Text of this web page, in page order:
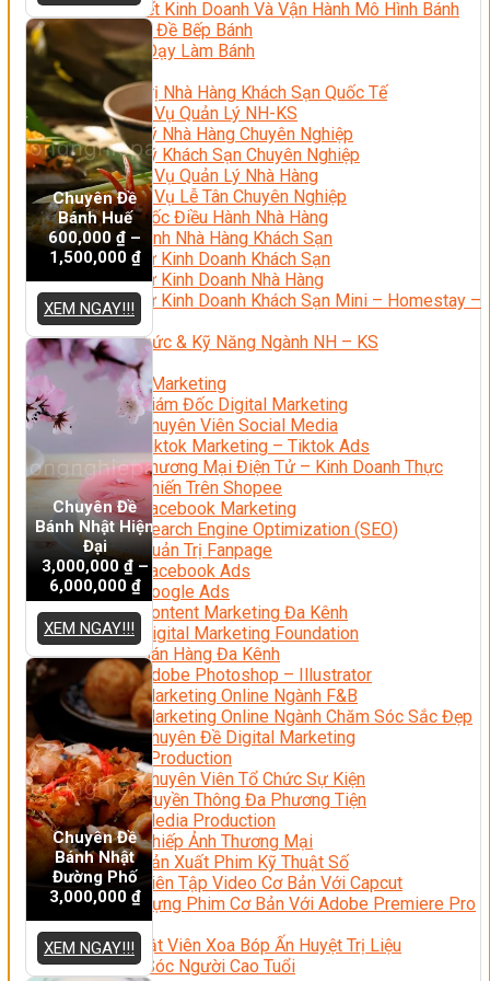
Bí Quyết Kinh Doanh Và Vận Hành Mô Hình Bánh
Chuyên Đề Bếp Bánh
Video Dạy Làm Bánh
Quản Trị NHKS
Quản Trị Nhà Hàng Khách Sạn Quốc Tế
Nghiệp Vụ Quản Lý NH-KS
Quản Lý Nhà Hàng Chuyên Nghiệp
Quản Lý Khách Sạn Chuyên Nghiệp
Nghiệp Vụ Quản Lý Nhà Hàng
Nghiệp Vụ Lễ Tân Chuyên Nghiệp
Giám Đốc Điều Hành Nhà Hàng
Tiếng Anh Nhà Hàng Khách Sạn
Khởi Sự Kinh Doanh Khách Sạn
Khởi Sự Kinh Doanh Nhà Hàng
Khởi Sự Kinh Doanh Khách Sạn Mini – Homestay –
AirBnB
Kiến Thức & Kỹ Năng Ngành NH – KS
Marketing
Digital Marketing
Giám Đốc Digital Marketing
Chuyên Viên Social Media
Tiktok Marketing – Tiktok Ads
Thương Mại Điện Tử – Kinh Doanh Thực
Chiến Trên Shopee
Facebook Marketing
Search Engine Optimization (SEO)
Quản Trị Fanpage
Facebook Ads
Google Ads
Content Marketing Đa Kênh
Digital Marketing Foundation
Bán Hàng Đa Kênh
Adobe Photoshop – Illustrator
Marketing Online Ngành F&B
Marketing Online Ngành Chăm Sóc Sắc Đẹp
Chuyên Đề Digital Marketing
Media Production
Chuyên Viên Tổ Chức Sự Kiện
Truyền Thông Đa Phương Tiện
Media Production
Nhiếp Ảnh Thương Mại
Sản Xuất Phim Kỹ Thuật Số
Biên Tập Video Cơ Bản Với Capcut
Dựng Phim Cơ Bản Với Adobe Premiere Pro
Sức Khỏe
Kỹ Thuật Viên Xoa Bóp Ấn Huyệt Trị Liệu
Chăm Sóc Người Cao Tuổi
Chuyên Đề
Bánh Huế
600,000 ₫ –
1,500,000 ₫
XEM NGAY!!!
Chuyên Đề
Bánh Nhật Hiện
Đại
3,000,000 ₫–
6,000,000 ₫
XEM NGAY!!!
Chuyên Đề
Bánh Nhật
Đường Phố
3,000,000 ₫
XEM NGAY!!!